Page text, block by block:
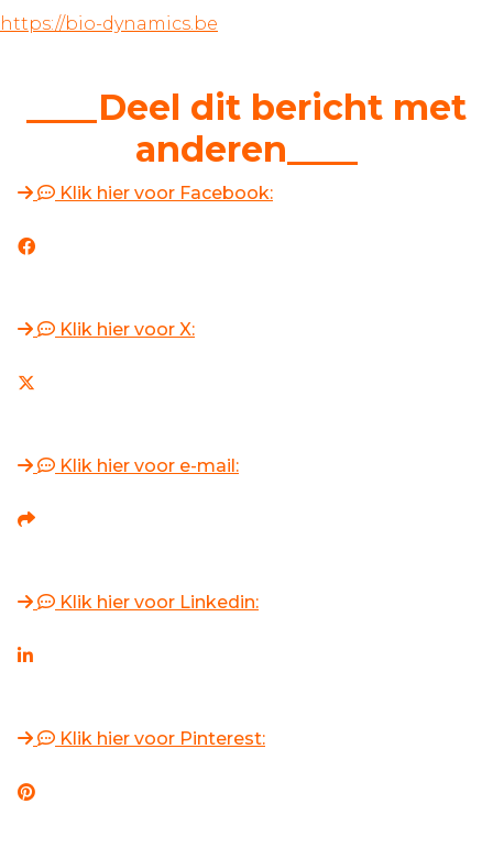
https://bio-dynamics.be
____Deel dit bericht met
anderen____
Klik hier voor Facebook:
Klik hier voor X:
Klik hier voor e-mail:
Klik hier voor Linkedin:
Klik hier voor Pinterest: